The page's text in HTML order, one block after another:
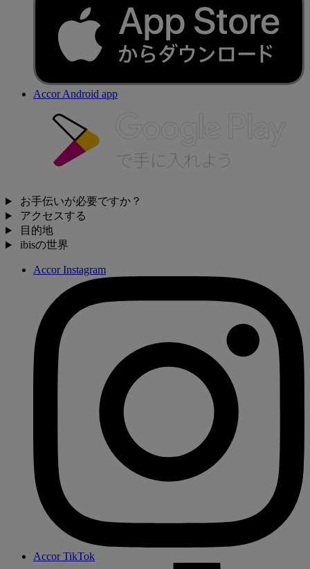
Accor Android app
お手伝いが必要ですか？
アクセスする
目的地
ibisの世界
Accor Instagram
Accor TikTok